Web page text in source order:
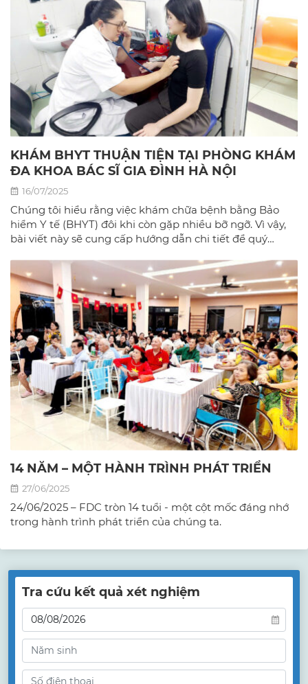
KHÁM BHYT THUẬN TIỆN TẠI PHÒNG KHÁM
ĐA KHOA BÁC SĨ GIA ĐÌNH HÀ NỘI
16/07/2025
Chúng tôi hiểu rằng việc khám chữa bệnh bằng Bảo
hiểm Y tế (BHYT) đôi khi còn gặp nhiều bỡ ngỡ. Vì vậy,
bài viết này sẽ cung cấp hướng dẫn chi tiết để quý
quả nhất tại phòng khám đa khoa Bác sĩ gia đình hà
Nội.
14 NĂM – MỘT HÀNH TRÌNH PHÁT TRIỂN
27/06/2025
24/06/2025 – FDC tròn 14 tuổi - một cột mốc đáng nhớ
trong hành trình phát triển của chúng ta.
Tra cứu kết quả xét nghiệm